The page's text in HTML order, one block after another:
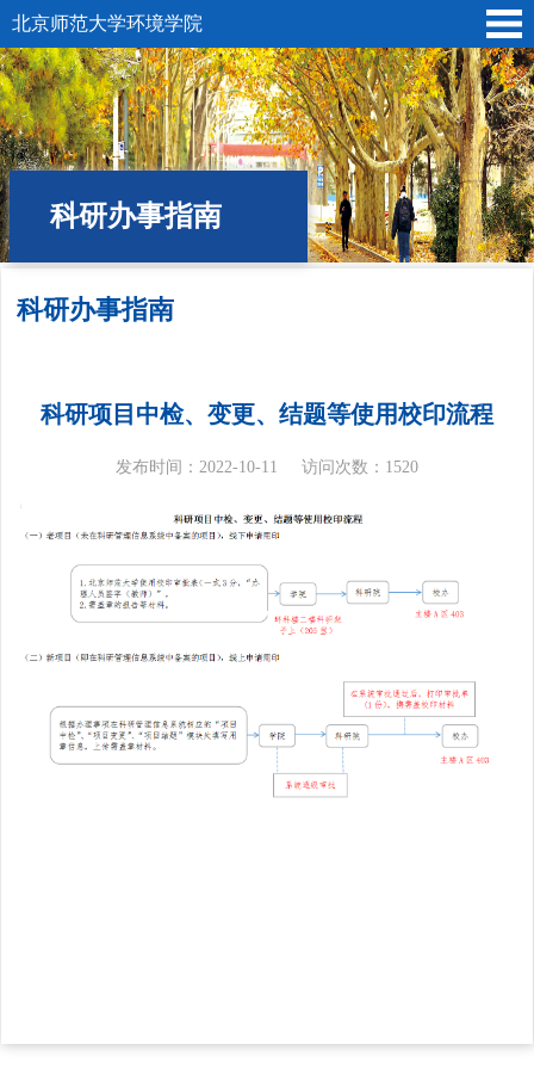
北京师范大学环境学院
科研办事指南
科研办事指南
位置: 首页» 科学研究»科研服务» 科研办事指南
科研项目中检、变更、结题等使用校印流程
发布时间：2022-10-11 访问次数： 1520